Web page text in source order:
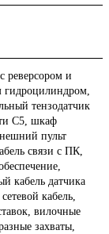
реверсором и
тензодатчик
С5, шкаф
пульт
связи с ПК,
кабель датчика
кабель,
вилочные
захваты,